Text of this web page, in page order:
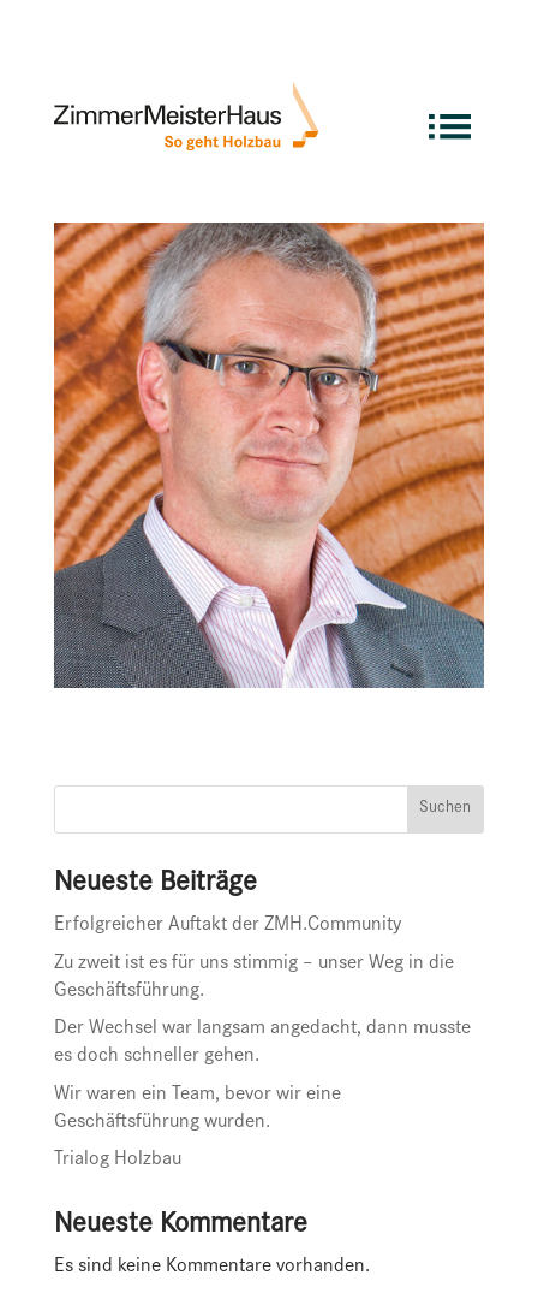
Juni 18, 2024
Suchen
Neueste Beiträge
Erfolgreicher Auftakt der ZMH.Community
Zu zweit ist es für uns stimmig – unser Weg in die
Geschäftsführung.
Der Wechsel war langsam angedacht, dann musste
es doch schneller gehen.
Wir waren ein Team, bevor wir eine
Geschäftsführung wurden.
Trialog Holzbau
Neueste Kommentare
Es sind keine Kommentare vorhanden.